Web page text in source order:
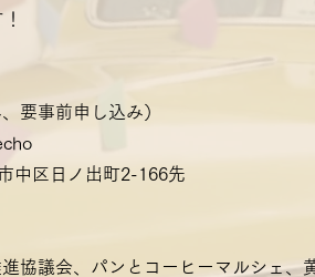
要事前申し込み）
中区日ノ出町2-166先
協議会、パンとコーヒーマルシェ、